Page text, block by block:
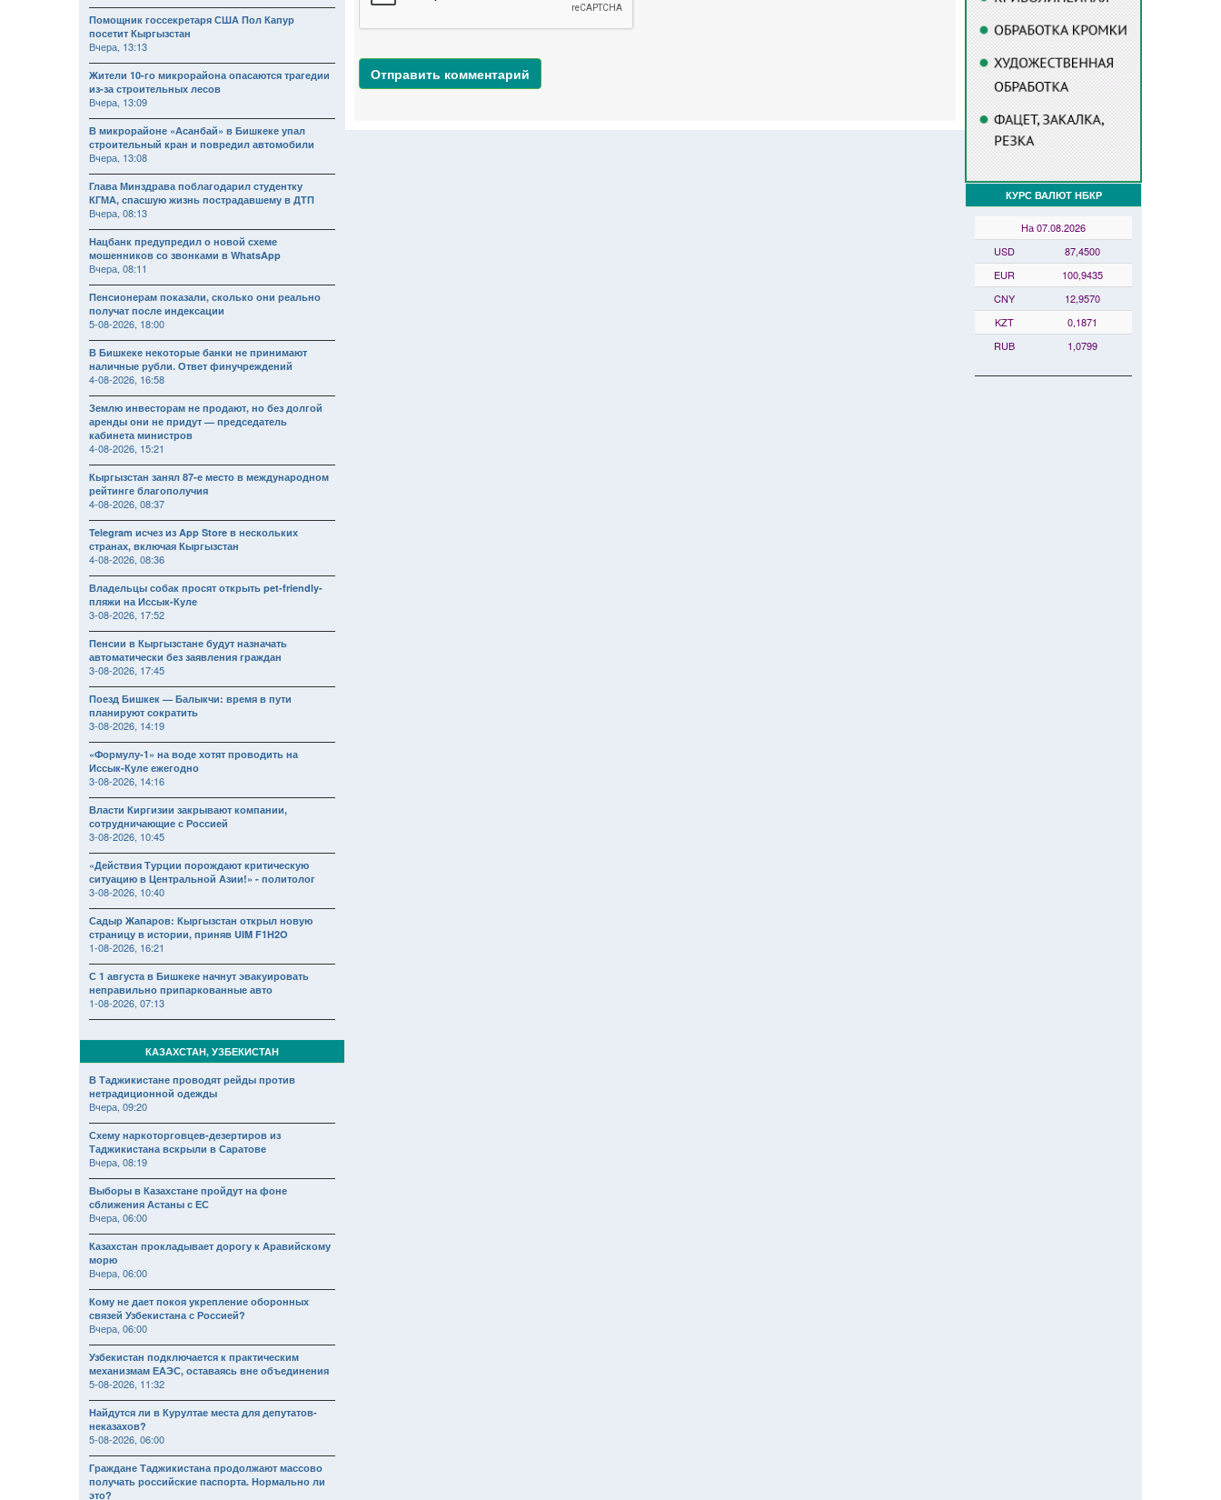
Отправить комментарий
Помощник госсекретаря США Пол Капур
посетит Кыргызстан
Вчера, 13:13
Жители 10-го микрорайона опасаются трагедии
из-за строительных лесов
Вчера, 13:09
В микрорайоне «Асанбай» в Бишкеке упал
строительный кран и повредил автомобили
Вчера, 13:08
Глава Минздрава поблагодарил студентку
КГМА, спасшую жизнь пострадавшему в ДТП
Вчера, 08:13
Нацбанк предупредил о новой схеме
мошенников со звонками в WhatsApp
Вчера, 08:11
Пенсионерам показали, сколько они реально
получат после индексации
5-08-2026, 18:00
В Бишкеке некоторые банки не принимают
наличные рубли. Ответ финучреждений
4-08-2026, 16:58
Землю инвесторам не продают, но без долгой
аренды они не придут — председатель
кабинета министров
4-08-2026, 15:21
Кыргызстан занял 87-е место в международном
рейтинге благополучия
4-08-2026, 08:37
Telegram исчез из App Store в нескольких
странах, включая Кыргызстан
4-08-2026, 08:36
Владельцы собак просят открыть pet-friendly-
пляжи на Иссык-Куле
3-08-2026, 17:52
Пенсии в Кыргызстане будут назначать
автоматически без заявления граждан
3-08-2026, 17:45
Поезд Бишкек — Балыкчи: время в пути
планируют сократить
3-08-2026, 14:19
«Формулу-1» на воде хотят проводить на
Иссык-Куле ежегодно
3-08-2026, 14:16
Власти Киргизии закрывают компании,
сотрудничающие с Россией
3-08-2026, 10:45
«Действия Турции порождают критическую
ситуацию в Центральной Азии!» - политолог
3-08-2026, 10:40
Садыр Жапаров: Кыргызстан открыл новую
страницу в истории, приняв UIM F1H2O
1-08-2026, 16:21
С 1 августа в Бишкеке начнут эвакуировать
неправильно припаркованные авто
1-08-2026, 07:13
КАЗАХСТАН, УЗБЕКИСТАН
В Таджикистане проводят рейды против
нетрадиционной одежды
Вчера, 09:20
Схему наркоторговцев-дезертиров из
Таджикистана вскрыли в Саратове
Вчера, 08:19
Выборы в Казахстане пройдут на фоне
сближения Астаны с ЕС
Вчера, 06:00
Казахстан прокладывает дорогу к Аравийскому
морю
Вчера, 06:00
Кому не дает покоя укрепление оборонных
связей Узбекистана с Россией?
Вчера, 06:00
Узбекистан подключается к практическим
механизмам ЕАЭС, оставаясь вне объединения
5-08-2026, 11:32
Найдутся ли в Курултае места для депутатов-
неказахов?
5-08-2026, 06:00
Граждане Таджикистана продолжают массово
получать российские паспорта. Нормально ли
это?
КУРС ВАЛЮТ НБКР
На 07.08.2026
USD
87,4500
EUR
100,9435
CNY
12,9570
KZT
0,1871
RUB
1,0799